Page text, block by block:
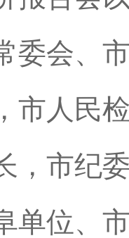
委会、
市人民
，市纪
单位、